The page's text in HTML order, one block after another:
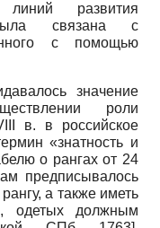
развития
связана с
с помощью
значение
роли
в. в российское
«знатность и
о рангах от 24
предписывалось
а также иметь
одетых должным